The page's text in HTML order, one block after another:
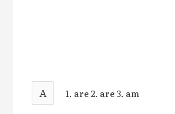
A 1. are 2. are 3. am